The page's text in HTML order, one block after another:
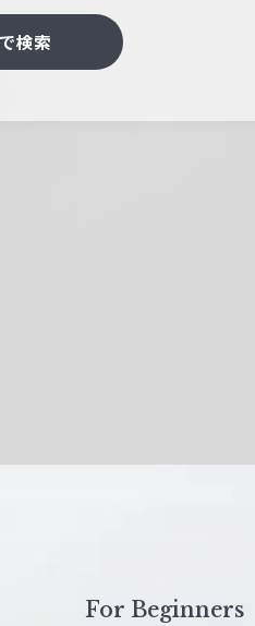
検索
For Beginners